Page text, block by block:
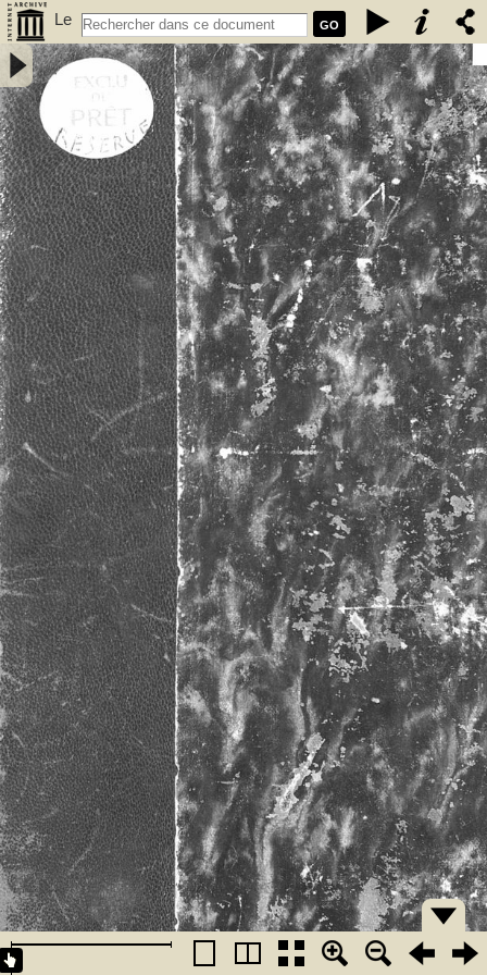
GO
Le
vieux Rennes : première partie / Paul Banéat - Banéat, Paul (1856-
1942)